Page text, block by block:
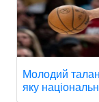
Молодий
яку